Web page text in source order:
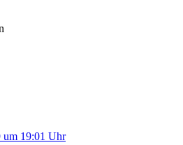
um 19:01 Uhr